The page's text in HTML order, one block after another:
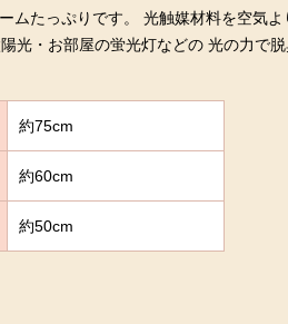
ムたっぷりです。 光触媒材料を空気
光・お部屋の蛍光灯などの 光の力で
約75cm
約60cm
約50cm